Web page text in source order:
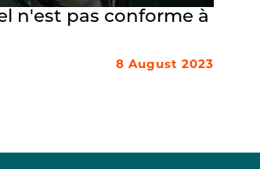
n'est pas conforme à
8 August 2023